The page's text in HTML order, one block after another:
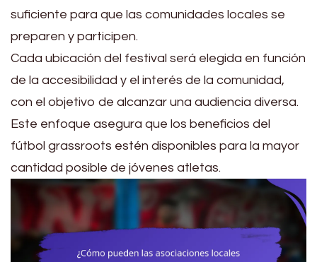
suficiente para que las comunidades locales se
preparen y participen.
Cada ubicación del festival será elegida en función
de la accesibilidad y el interés de la comunidad,
con el objetivo de alcanzar una audiencia diversa.
Este enfoque asegura que los beneficios del
fútbol grassroots estén disponibles para la mayor
cantidad posible de jóvenes atletas.